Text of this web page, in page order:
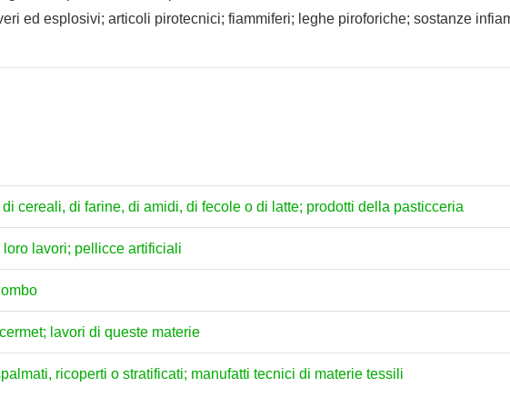
ed esplosivi; articoli pirotecnici; fiammiferi; leghe piroforiche; sostanze
cereali, di farine, di amidi, di fecole o di latte; prodotti della pasticceria
lavori; pellicce artificiali
lavori di queste materie
ricoperti o stratificati; manufatti tecnici di materie tessili